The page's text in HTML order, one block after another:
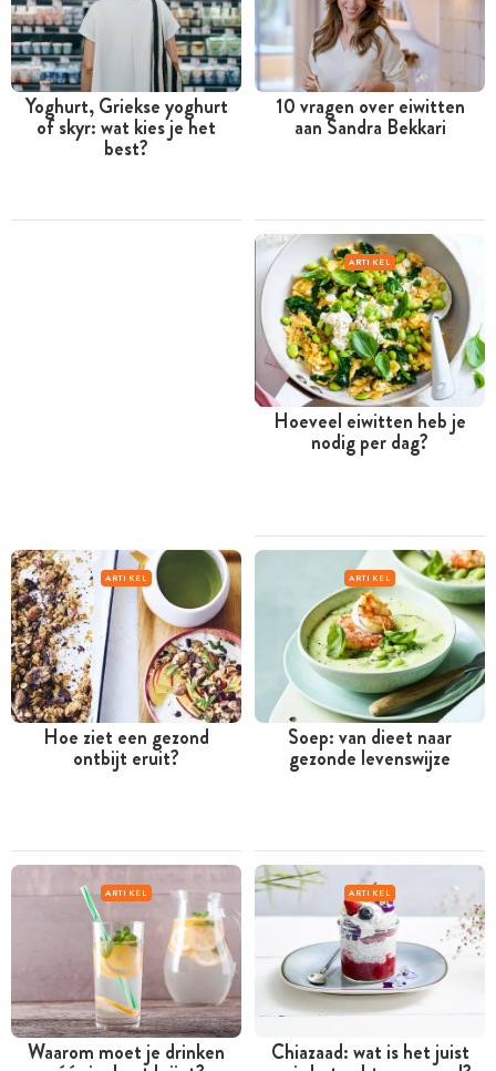
Yoghurt, Griekse yoghurt
of skyr: wat kies je het
best?
10 vragen over eiwitten
aan Sandra Bekkari
ARTIKEL
Hoeveel eiwitten heb je
nodig per dag?
ARTIKEL
Hoe ziet een gezond
ontbijt eruit?
ARTIKEL
Soep: van dieet naar
gezonde levenswijze
ARTIKEL
Waarom moet je drinken
ARTIKEL
Chiazaad: wat is het juist